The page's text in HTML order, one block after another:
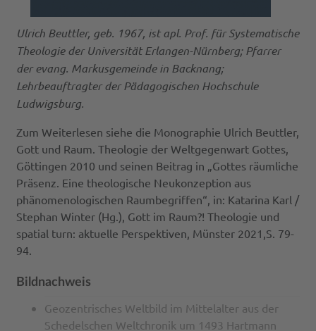
Ulrich Beuttler, geb. 1967, ist apl. Prof. für Systematische
Theologie der Universität Erlangen-Nürnberg; Pfarrer
der evang. Markusgemeinde in Backnang;
Lehrbeauftragter der Pädagogischen Hochschule
Ludwigsburg.
Zum Weiterlesen siehe die Monographie Ulrich Beuttler,
Gott und Raum. Theologie der Weltgegenwart Gottes,
Göttingen 2010 und seinen Beitrag in „Gottes räumliche
Präsenz. Eine theologische Neukonzeption aus
phänomenologischen Raumbegriffen“, in: Katarina Karl /
Stephan Winter (Hg.), Gott im Raum?! Theologie und
spatial turn: aktuelle Perspektiven, Münster 2021,S. 79-
94.
Bildnachweis
Geozentrisches Weltbild im Mittelalter aus der
Schedelschen Weltchronik um 1493 Hartmann